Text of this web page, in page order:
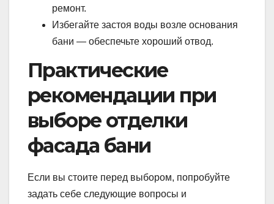
ремонт.
Избегайте застоя воды возле основания
бани — обеспечьте хороший отвод.
Практические
рекомендации при
выборе отделки
фасада бани
Если вы стоите перед выбором, попробуйте
задать себе следующие вопросы и